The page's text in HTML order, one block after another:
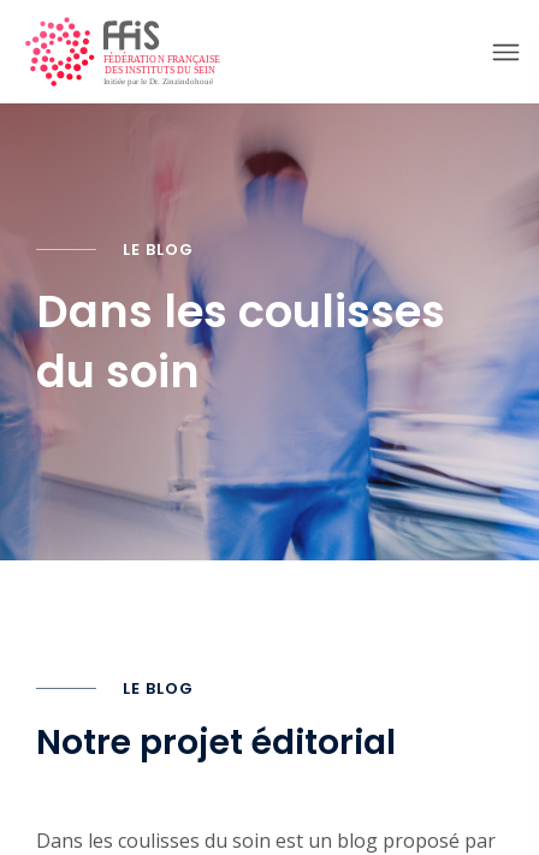
LE BLOG
Dans les coulisses
du soin
LE BLOG
Notre projet éditorial
Dans les coulisses du soin est un blog proposé par